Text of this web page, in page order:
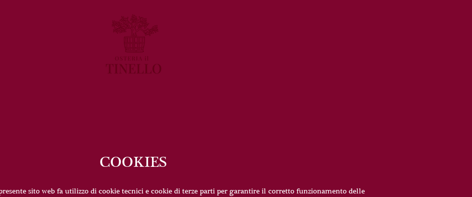
COOKIES
sito web fa utilizzo di cookie tecnici e cookie di terze parti per garantire il corretto funzionamento delle